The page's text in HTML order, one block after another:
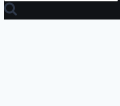
după: